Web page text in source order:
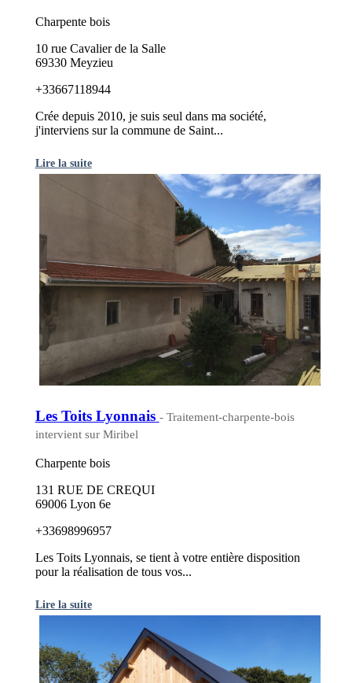
Charpente bois
10 rue Cavalier de la Salle
69330 Meyzieu
+33667118944
Crée depuis 2010, je suis seul dans ma société,
j'interviens sur la commune de Saint...
Lire la suite
Les Toits Lyonnais - Traitement-charpente-bois
intervient sur Miribel
Charpente bois
131 RUE DE CREQUI
69006 Lyon 6e
+33698996957
Les Toits Lyonnais, se tient à votre entière disposition
pour la réalisation de tous vos...
Lire la suite